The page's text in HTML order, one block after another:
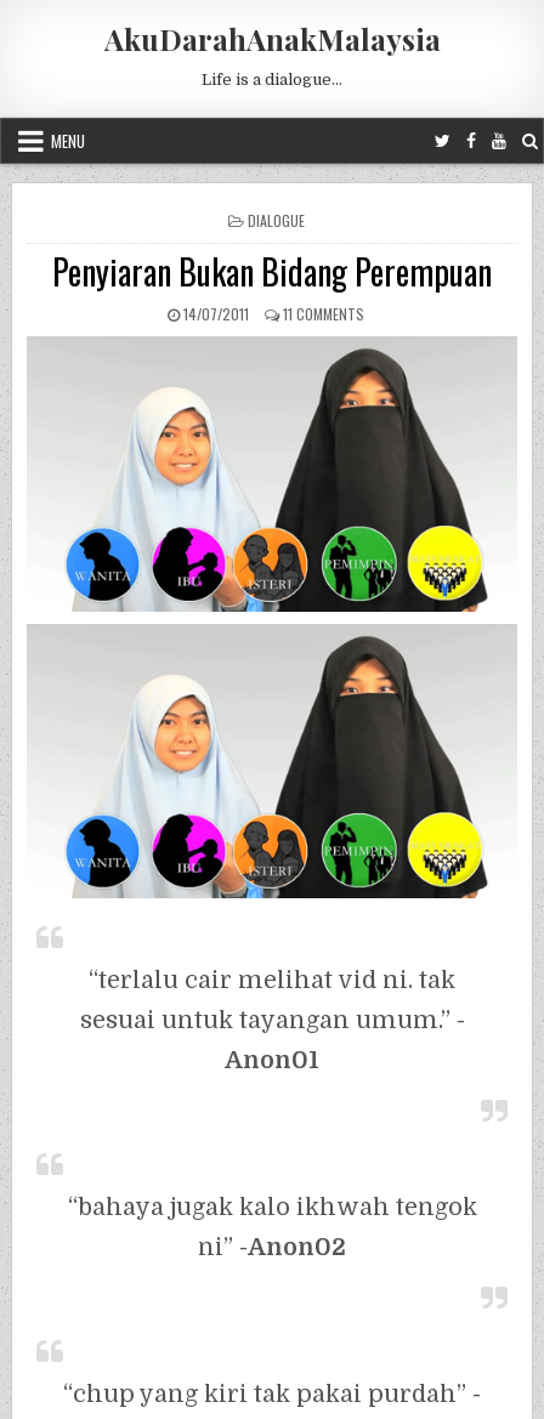
AkuDarahAnakMalaysia
Life is a dialogue…
MENU
POSTED IN
DIALOGUE
Penyiaran Bukan Bidang Perempuan
PUBLISHED DATE:
14/07/2011 11 COMMENTS ON PENYIARAN BUKAN
“terlalu cair melihat vid ni. tak
sesuai untuk tayangan umum.” -
Anon01
“bahaya jugak kalo ikhwah tengok
ni” -Anon02
“chup yang kiri tak pakai purdah” -